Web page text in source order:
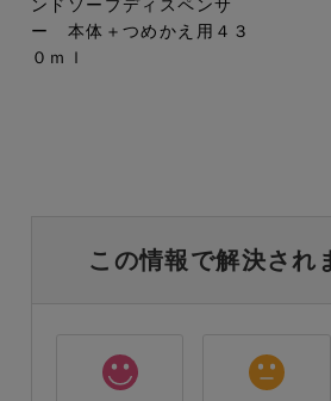
ンドソープディスペンサ
ー 本体＋つめかえ用４３
０ｍｌ
この情報で解決され